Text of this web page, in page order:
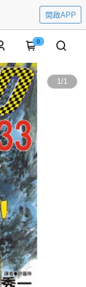
開啟APP
0
1/1